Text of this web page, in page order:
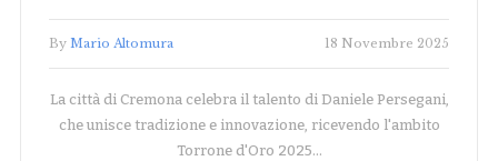
By Mario Altomura 18 Novembre 2025
La città di Cremona celebra il talento di Daniele Persegani,
che unisce tradizione e innovazione, ricevendo l'ambito
Torrone d'Oro 2025…